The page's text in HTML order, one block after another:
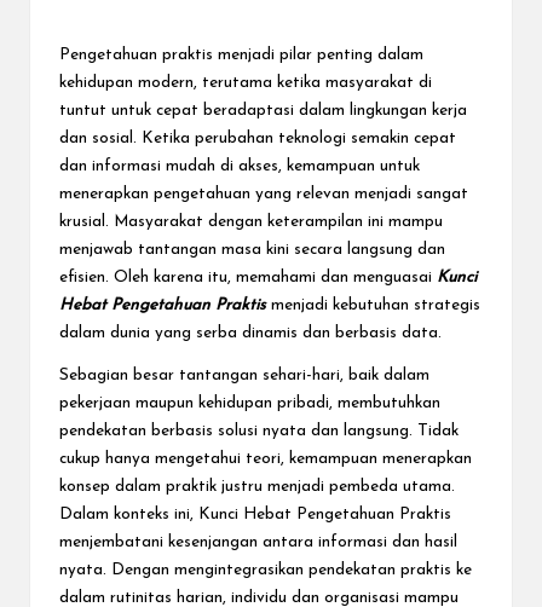
Pengetahuan praktis menjadi pilar penting dalam
kehidupan modern, terutama ketika masyarakat di
tuntut untuk cepat beradaptasi dalam lingkungan kerja
dan sosial. Ketika perubahan teknologi semakin cepat
dan informasi mudah di akses, kemampuan untuk
menerapkan pengetahuan yang relevan menjadi sangat
krusial. Masyarakat dengan keterampilan ini mampu
menjawab tantangan masa kini secara langsung dan
efisien. Oleh karena itu, memahami dan menguasai Kunci
Hebat Pengetahuan Praktis menjadi kebutuhan strategis
dalam dunia yang serba dinamis dan berbasis data.
Sebagian besar tantangan sehari-hari, baik dalam
pekerjaan maupun kehidupan pribadi, membutuhkan
pendekatan berbasis solusi nyata dan langsung. Tidak
cukup hanya mengetahui teori, kemampuan menerapkan
konsep dalam praktik justru menjadi pembeda utama.
Dalam konteks ini, Kunci Hebat Pengetahuan Praktis
menjembatani kesenjangan antara informasi dan hasil
nyata. Dengan mengintegrasikan pendekatan praktis ke
dalam rutinitas harian, individu dan organisasi mampu